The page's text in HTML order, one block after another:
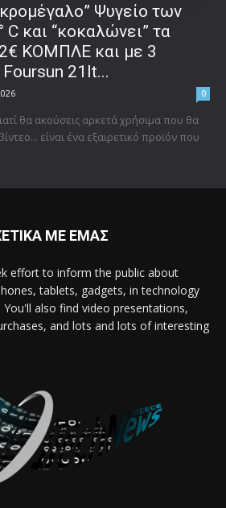
Ψυγείο των
C και “κοκαλώνει” τα
ΚΟΜΠΛΕ και με 3
21lt...
0
θα ακούσεις αρκετά χρήσιμα που θα
είναι ένα εξαιρετικό προϊόν που
ΜΕ ΕΜΑΣ
effort to inform the public about
tablets, gadgets, in technology
also find video presentations,
and lots and lots of interesting